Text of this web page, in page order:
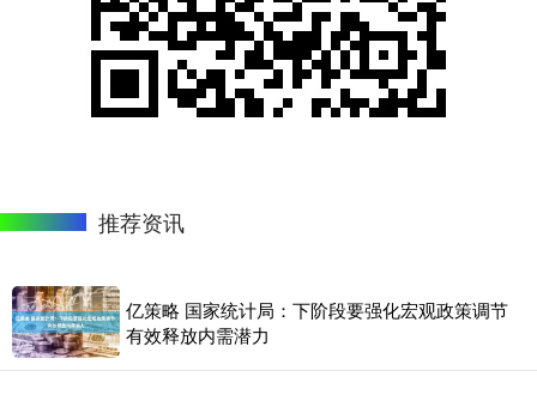
推荐资讯
亿策略 国家统计局：下阶段要强化宏观政策调节
有效释放内需潜力